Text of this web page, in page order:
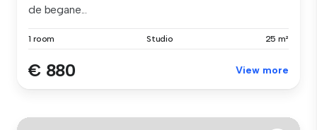
de begane...
1 room Studio 25 m²
€ 880 View more